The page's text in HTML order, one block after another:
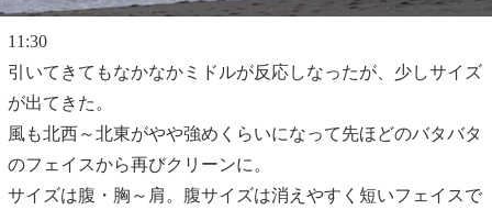
11:30
引いてきてもなかなかミドルが反応しなったが、少しサイズ
が出てきた。
風も北西～北東がやや強めくらいになって先ほどのバタバタ
のフェイスから再びクリーンに。
サイズは腹・胸～肩。腹サイズは消えやすく短いフェイスで